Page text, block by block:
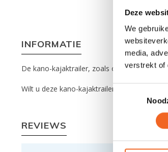
Deze
We
media,
verstrekt of
INFORMATIE
De kano-kajaktrailer, zoals op de foto, is
Wilt u deze kano-kajaktrailer aanschaffen
REVIEWS